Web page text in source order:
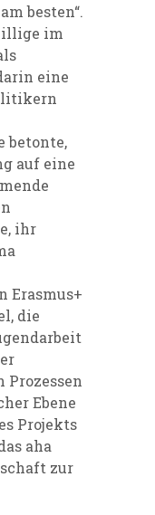
besten“.
im
eine
betonte,
auf eine
ihr
Erasmus+
die
Ebene
Projekts
aha
zur